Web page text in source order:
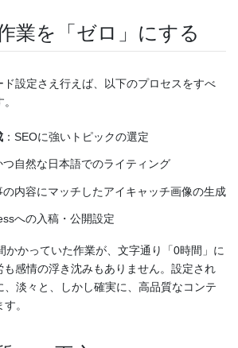
業を「ゼロ」にする
ド設定さえ行えば、以下のプロセスをすべ
：SEOに強いトピックの選定
つ自然な日本語でのライティング
の内容にマッチしたアイキャッチ画像の生成
への入稿・公開設定
かかっていた作業が、文字通り「0時間」に
も感情の浮き沈みもありません。設定され
、淡々と、しかし確実に、高品質なコンテ
。